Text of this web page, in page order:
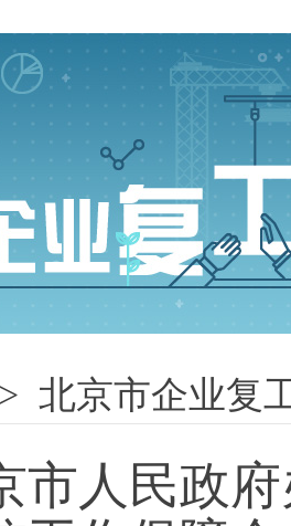
> 北京市企业复
市人民政